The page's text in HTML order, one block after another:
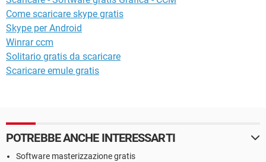
Come scaricare skype gratis
Skype per Android
Winrar ccm
Solitario gratis da scaricare
Scaricare emule gratis
POTREBBE ANCHE INTERESSARTI
Software masterizzazione gratis